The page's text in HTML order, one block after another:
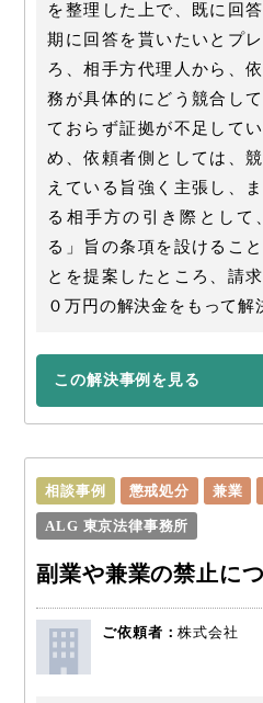
を整理した上で、既に回
期に回答を貰いたいとプ
ろ、相手方代理人から、
務が具体的にどう競合し
ておらず証拠が不足して
め、依頼者側としては、
えている旨強く主張し、
る相手方の引き際として
る」旨の条項を設けるこ
とを提案したところ、請
０万円の解決金をもって解
この解決事例を見る
相談事例 懲戒処分 兼業
ALG 東京法律事務所
副業や兼業の禁止に
ご依頼者：株式会社